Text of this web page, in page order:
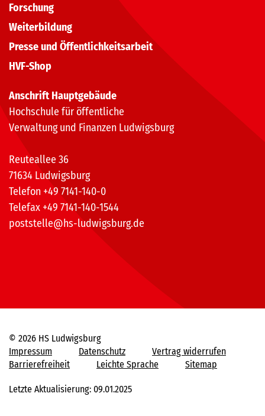
Forschung
Weiterbildung
Presse und Öffentlichkeitsarbeit
HVF-Shop
Anschrift Hauptgebäude
Hochschule für öffentliche
Verwaltung und Finanzen Ludwigsburg
Reuteallee 36
71634 Ludwigsburg
Telefon +49 7141-140-0
Telefax +49 7141-140-1544
poststelle@hs-ludwigsburg.de
© 2026 HS Ludwigsburg
Impressum
Datenschutz
Vertrag widerrufen
Barrierefreiheit
Leichte Sprache Sitemap
Letzte Aktualisierung: 09.01.2025